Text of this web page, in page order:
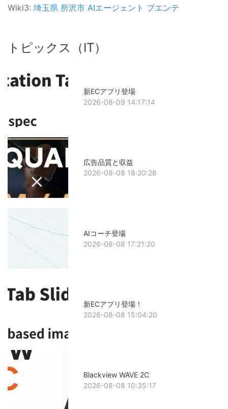
Wiki3: 埼玉県 所沢市 AIエージェント プエンテ
トピックス（IT）
新ECアプリ登場
2026-08-09 14:17:14
広告品質と収益
2026-08-08 18:20:28
AIコーチ登場
2026-08-08 17:21:20
新ECアプリ登場！
2026-08-08 15:04:20
Blackview WAVE 2C
2026-08-08 10:35:17